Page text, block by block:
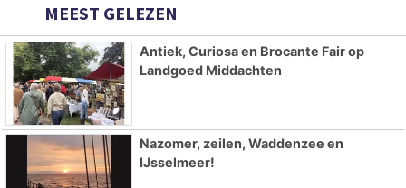
MEEST GELEZEN
Antiek, Curiosa en Brocante Fair op
Landgoed Middachten
Nazomer, zeilen, Waddenzee en
IJsselmeer!